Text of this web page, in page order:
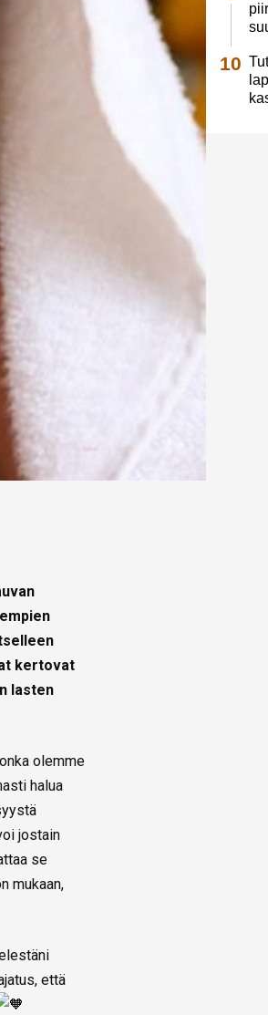
kertovat
lasten
olemme
halua
jostain
se
mukaan,
että